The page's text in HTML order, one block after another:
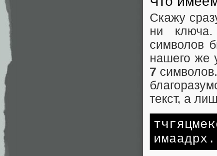
Скажу
ни
символов
нашего же
7
текст, а